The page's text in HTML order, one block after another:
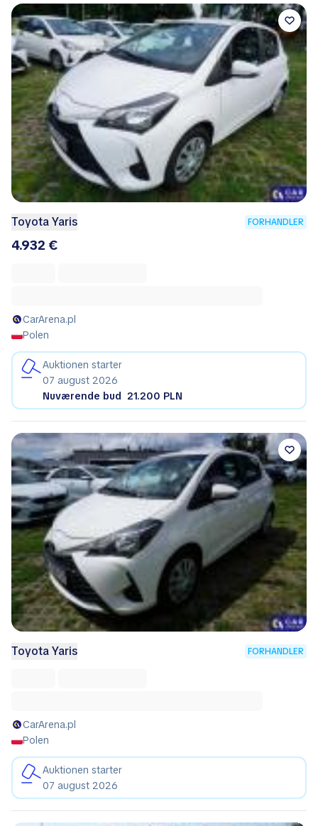
Toyota Yaris FORHANDLER
4.932 €
CarArena.pl
Polen
Auktionen starter
07 august 2026
Nuværende bud 21.200 PLN
Toyota Yaris FORHANDLER
CarArena.pl
Polen
Auktionen starter
07 august 2026